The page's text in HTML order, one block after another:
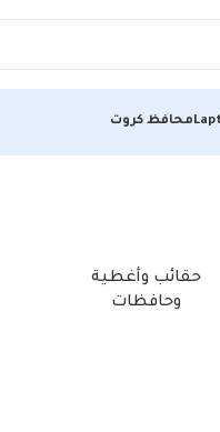
محافظ كروت
حقائب وأغطية
وحافظات